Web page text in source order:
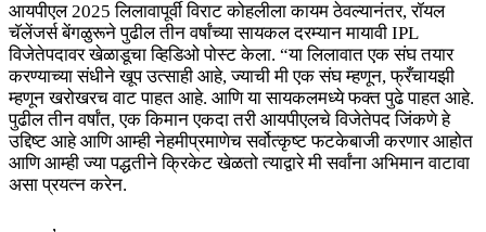
आयपीएल 2025 लिलावापूर्वी विराट कोहलीला कायम ठेवल्यानंतर, रॉयल
चॅलेंजर्स बेंगळुरूने पुढील तीन वर्षांच्या सायकल दरम्यान मायावी IPL
विजेतेपदावर खेळाडूचा व्हिडिओ पोस्ट केला. “या लिलावात एक संघ तयार
करण्याच्या संधीने खूप उत्साही आहे, ज्याची मी एक संघ म्हणून, फ्रँचायझी
म्हणून खरोखरच वाट पाहत आहे. आणि या सायकलमध्ये फक्त पुढे पाहत आहे.
पुढील तीन वर्षांत, एक किमान एकदा तरी आयपीएलचे विजेतेपद जिंकणे हे
उद्दिष्ट आहे आणि आम्ही नेहमीप्रमाणेच सर्वोत्कृष्ट फटकेबाजी करणार आहोत
आणि आम्ही ज्या पद्धतीने क्रिकेट खेळतो त्याद्वारे मी सर्वांना अभिमान वाटावा
असा प्रयत्न करेन.
,